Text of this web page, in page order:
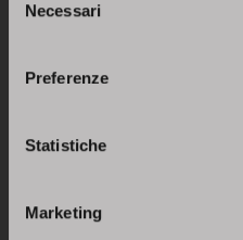
delNecessari
Preferenze
Statistiche
Marketing